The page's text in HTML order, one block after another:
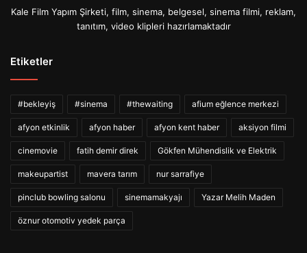
Kale Film Yapım Şirketi, film, sinema, belgesel, sinema filmi, reklam,
tanıtım, video klipleri hazırlamaktadır
Etiketler
#bekleyiş #sinema #thewaiting afium eğlence merkezi
afyon etkinlik afyon haber afyon kent haber aksiyon filmi
cinemovie fatih demir direk Gökfen Mühendislik ve Elektrik
makeupartist mavera tarım nur sarrafiye
pinclub bowling salonu sinemamakyajı Yazar Melih Maden
öznur otomotiv yedek parça